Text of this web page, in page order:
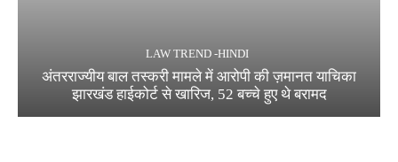
LAW TREND -HINDI
अंतरराज्यीय बाल तस्करी मामले में आरोपी की ज़मानत याचिका
झारखंड हाईकोर्ट से खारिज, 52 बच्चे हुए थे बरामद